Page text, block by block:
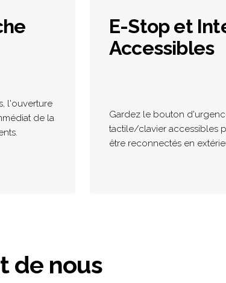
l'ouverture
de la
E-Stop et
Accessibles
Gardez le bouton
tactile/clavier accessibles
être reconnectés en
de nous